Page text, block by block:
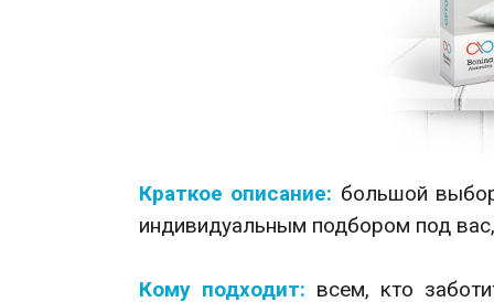
Краткое описание: большой
индивидуальным подбором под
Кому подходит: всем, кто